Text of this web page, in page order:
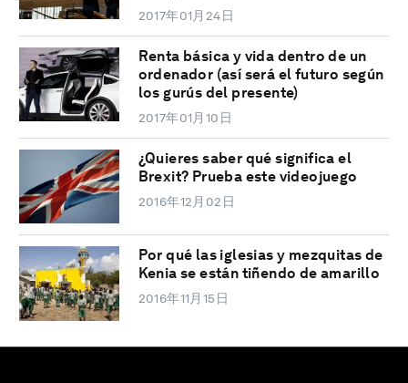
2017年01月24日
Renta básica y vida dentro de un
ordenador (así será el futuro según
los gurús del presente)
2017年01月10日
¿Quieres saber qué significa el
Brexit? Prueba este videojuego
2016年12月02日
Por qué las iglesias y mezquitas de
Kenia se están tiñendo de amarillo
2016年11月15日